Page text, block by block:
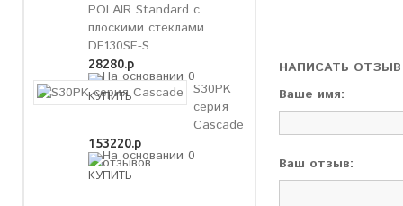
POLAIR Standard с
плоскими стеклами
DF130SF-S
28280.р
S30PK
серия
Cascade
153220.р
НАПИСАТЬ ОТЗЫВ
Ваше имя:
Ваш отзыв: